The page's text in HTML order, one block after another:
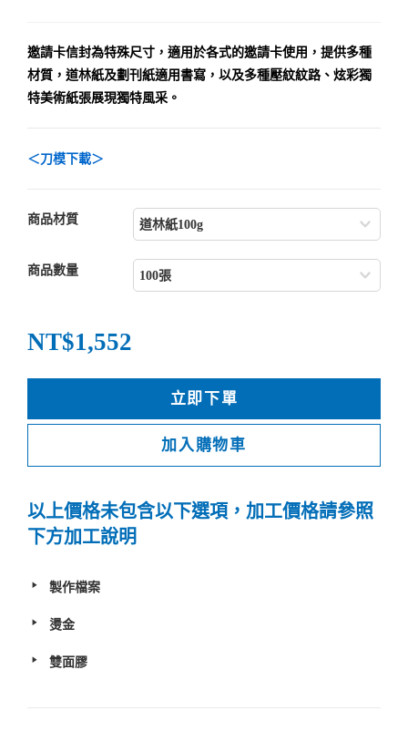
邀請卡信封為特殊尺寸，適用於各式的邀請卡使用，提供多種
材質，道林紙及劃刊紙適用書寫，以及多種壓紋紋路、炫彩獨
特美術紙張展現獨特風采。
＜刀模下載＞
商品材質
商品數量
NT$1,552
立即下單
加入購物車
以上價格未包含以下選項，加工價格請參照
下方加工說明
製作檔案
燙金
雙面膠